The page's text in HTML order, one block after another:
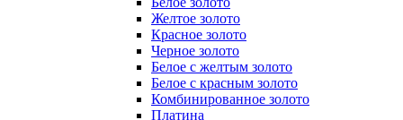
Желтое золото
Красное золото
Черное золото
Белое с желтым золото
Белое с красным золото
Комбинированное золото
Платина